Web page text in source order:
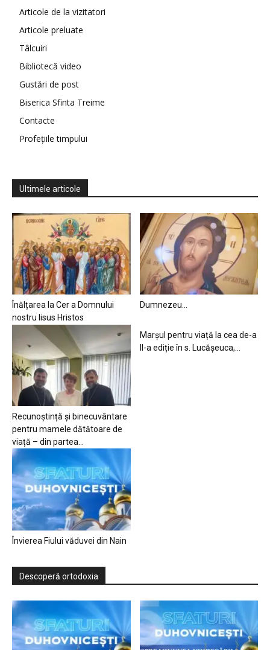
Articole de la vizitatori
Articole preluate
Tâlcuiri
Bibliotecă video
Gustări de post
Biserica Sfinta Treime
Contacte
Profețiile timpului
Ultimele articole
Înălțarea la Cer a Domnului
nostru Iisus Hristos
Dumnezeu…
Recunoștință și binecuvântare
pentru mamele dătătoare de
viață – din partea...
Marșul pentru viață la cea de-a
II-a ediție în s. Lucășeuca,...
Învierea Fiului văduvei din Nain
Descoperă ortodoxia